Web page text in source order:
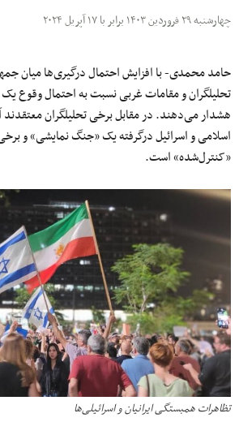
چهارشنبه ۲۹ فروردین ۱۴۰۳ برابر با ۱۷ آپریل ۲۰۲۴
حامد محمدی- با افزایش احتمال درگیری‌ها میان
تحلیلگران و مقامات غربی نسبت به احتمال وقوع
هشدار می‌دهند. در مقابل برخی تحلیلگران
اسلامی و اسرائیل درگرفته یک «جنگ نمایشی» و
«کنترل‌شده» است.
تظاهرات همبستگی ایرانیان و اسرائیلی‌ها